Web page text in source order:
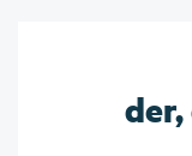
der,